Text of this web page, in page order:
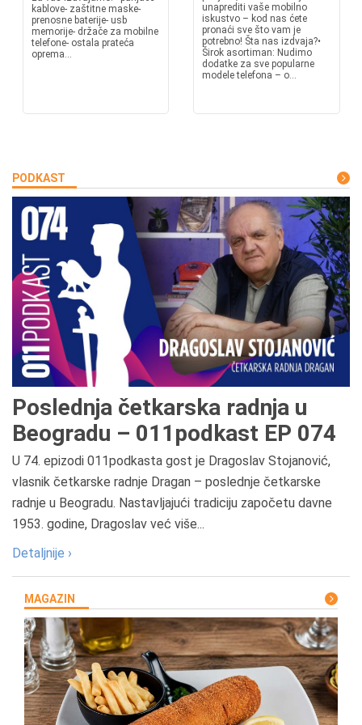
kablove- zaštitne maske-
prenosne baterije- usb
memorije- držače za mobilne
telefone- ostala prateća
oprema...
unaprediti vaše mobilno
iskustvo – kod nas ćete
pronaći sve što vam je
potrebno! Šta nas izdvaja?•
Širok asortiman: Nudimo
dodatke za sve popularne
modele telefona – o...
PODKAST
Poslednja četkarska radnja u
Beogradu – 011podkast EP 074
U 74. epizodi 011podkasta gost je Dragoslav Stojanović,
vlasnik četkarske radnje Dragan – poslednje četkarske
radnje u Beogradu. Nastavljajući tradiciju započetu davne
1953. godine, Dragoslav već više...
Detaljnije ›
MAGAZIN